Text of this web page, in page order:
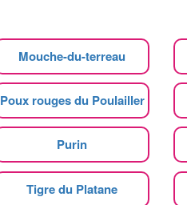
Mouche-du-terreau
Poux rouges du Poulailler
Purin
Tigre du Platane